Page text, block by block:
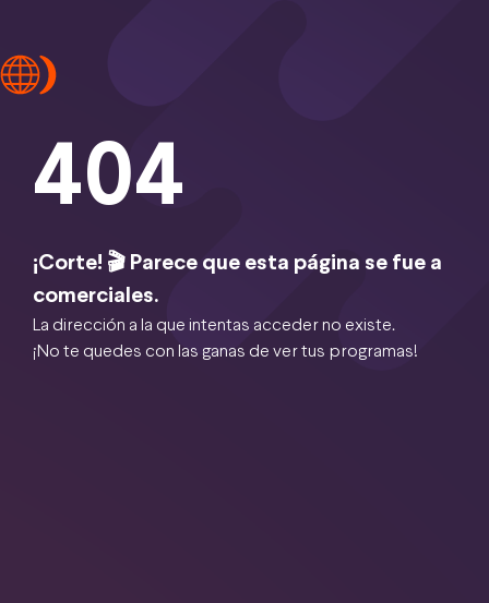
404
¡Corte! 🎬 Parece que esta página se fue a
comerciales.
La dirección a la que intentas acceder no existe.
¡No te quedes con las ganas de ver tus programas!